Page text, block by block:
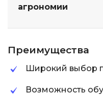
агрономии
Преимущества
Широкий выбор
Возможность